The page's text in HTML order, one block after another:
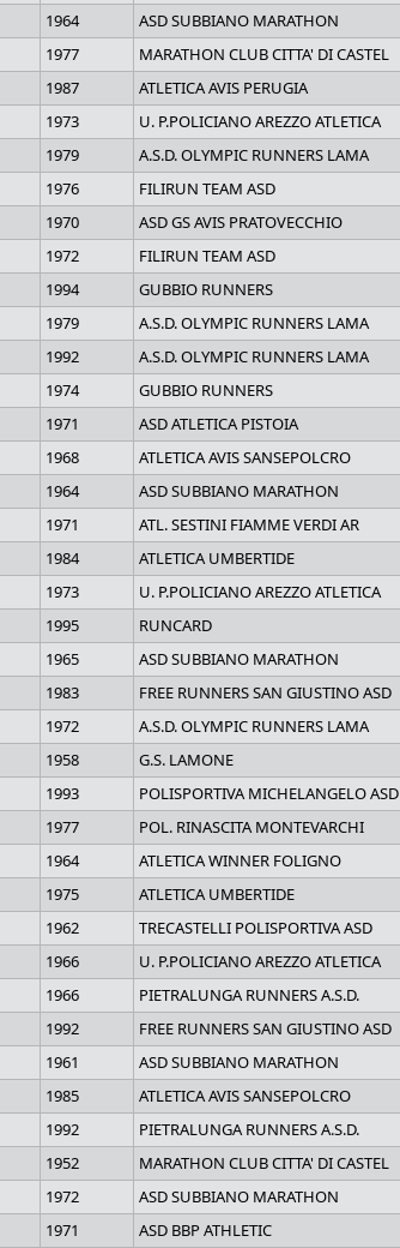
1964 ASD SUBBIANO MARATHON
1977 MARATHON CLUB CITTA' DI CASTEL
1987 ATLETICA AVIS PERUGIA
1973 U. P.POLICIANO AREZZO ATLETICA
1979 A.S.D. OLYMPIC RUNNERS LAMA
1976 FILIRUN TEAM ASD
1970 ASD GS AVIS PRATOVECCHIO
1972 FILIRUN TEAM ASD
1994 GUBBIO RUNNERS
1979 A.S.D. OLYMPIC RUNNERS LAMA
1992 A.S.D. OLYMPIC RUNNERS LAMA
1974 GUBBIO RUNNERS
1971 ASD ATLETICA PISTOIA
1968 ATLETICA AVIS SANSEPOLCRO
1964 ASD SUBBIANO MARATHON
1971 ATL. SESTINI FIAMME VERDI AR
1984 ATLETICA UMBERTIDE
1973 U. P.POLICIANO AREZZO ATLETICA
1995 RUNCARD
1965 ASD SUBBIANO MARATHON
1983 FREE RUNNERS SAN GIUSTINO ASD
1972 A.S.D. OLYMPIC RUNNERS LAMA
1958 G.S. LAMONE
1993 POLISPORTIVA MICHELANGELO ASD
1977 POL. RINASCITA MONTEVARCHI
1964 ATLETICA WINNER FOLIGNO
1975 ATLETICA UMBERTIDE
1962 TRECASTELLI POLISPORTIVA ASD
1966 U. P.POLICIANO AREZZO ATLETICA
1966 PIETRALUNGA RUNNERS A.S.D.
1992 FREE RUNNERS SAN GIUSTINO ASD
1961 ASD SUBBIANO MARATHON
1985 ATLETICA AVIS SANSEPOLCRO
1992 PIETRALUNGA RUNNERS A.S.D.
1952 MARATHON CLUB CITTA' DI CASTEL
1972 ASD SUBBIANO MARATHON
1971 ASD BBP ATHLETIC